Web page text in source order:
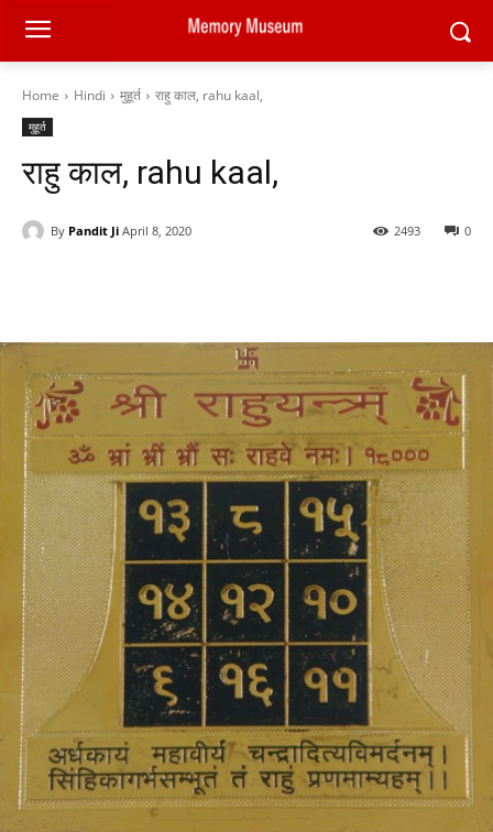
Home Hindi मुहूर्त राहु काल, rahu kaal,
मुहूर्त
राहु काल, rahu kaal,
By Pandit Ji April 8, 2020 0
2493